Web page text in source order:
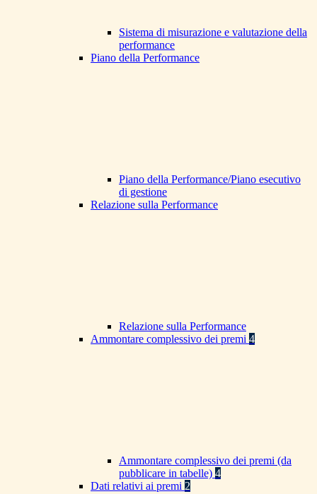
Sistema di misurazione e valutazione della
performance
Piano della Performance
Piano della Performance/Piano esecutivo
di gestione
Relazione sulla Performance
Relazione sulla Performance
Ammontare complessivo dei premi 4
Ammontare complessivo dei premi (da
pubblicare in tabelle) 4
Dati relativi ai premi 2